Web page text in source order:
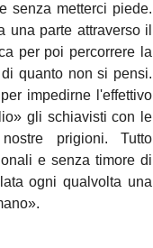
senza metterci piede.
una parte attraverso il
per poi percorrere la
quanto non si pensi.
impedirne l'effettivo
gli schiavisti con le
prigioni. Tutto
e senza timore di
ogni qualvolta una